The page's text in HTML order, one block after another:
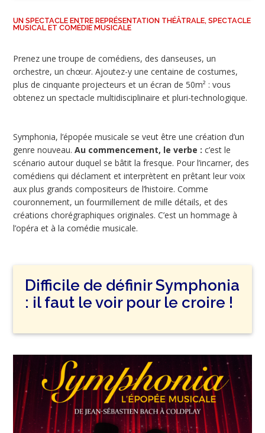
UN SPECTACLE ENTRE REPRÉSENTATION THÉÂTRALE, SPECTACLE
MUSICAL ET COMÉDIE MUSICALE
Prenez une troupe de comédiens, des danseuses, un
orchestre, un chœur. Ajoutez-y une centaine de costumes,
plus de cinquante projecteurs et un écran de 50m² : vous
obtenez un spectacle multidisciplinaire et pluri-technologique.
Symphonia, l’épopée musicale se veut être une création d’un
genre nouveau. Au commencement, le verbe : c’est le
scénario autour duquel se bâtit la fresque. Pour l’incarner, des
comédiens qui déclament et interprètent en prêtant leur voix
aux plus grands compositeurs de l’histoire. Comme
couronnement, un fourmillement de mille détails, et des
créations chorégraphiques originales. C’est un hommage à
l’opéra et à la comédie musicale.
Difficile de définir Symphonia
: il faut le voir pour le croire !